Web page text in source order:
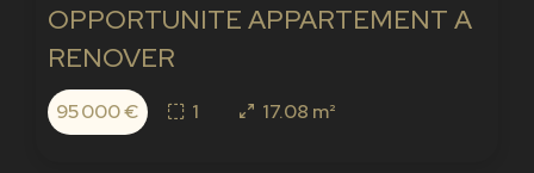
OPPORTUNITE APPARTEMENT A
RENOVER
95 000 € 1 17.08 m²